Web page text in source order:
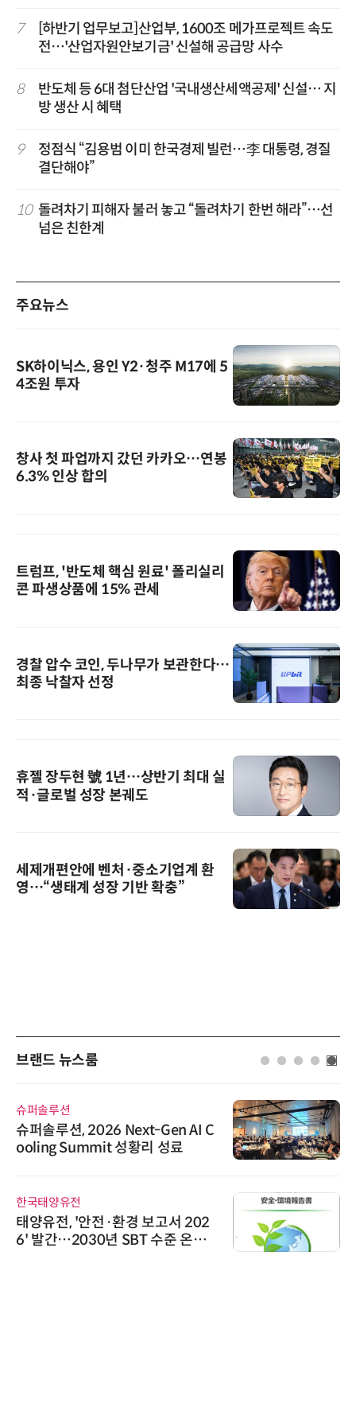
7
[하반기 업무보고]산업부, 1600조 메가프로젝트 속도
전…'산업자원안보기금' 신설해 공급망 사수
8
반도체 등 6대 첨단산업 '국내생산세액공제' 신설… 지
방 생산 시 혜택
9
정점식 “김용범 이미 한국경제 빌런…李 대통령, 경질
결단해야”
10 돌려차기 피해자 불러 놓고 “돌려차기 한번 해라”…선
넘은 친한계
주요뉴스
SK하이닉스, 용인 Y2·청주 M17에 5
4조원 투자
창사 첫 파업까지 갔던 카카오…연봉
6.3% 인상 합의
트럼프, '반도체 핵심 원료' 폴리실리
콘 파생상품에 15% 관세
경찰 압수 코인, 두나무가 보관한다…
최종 낙찰자 선정
휴젤 장두현 號 1년…상반기 최대 실
적·글로벌 성장 본궤도
세제개편안에 벤처·중소기업계 환
영…“생태계 성장 기반 확충”
브랜드 뉴스룸
슈퍼솔루션
슈퍼솔루션, 2026 Next-Gen AI C
ooling Summit 성황리 성료
한국태양유전
태양유전, '안전·환경 보고서 202
6' 발간…2030년 SBT 수준 온실